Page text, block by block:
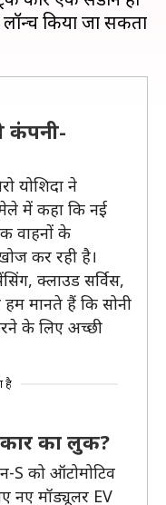
किया जा सकता
कंपनी-
योशिदा ने
मेले में कहा कि नई
वाहनों के
कर रही है।
क्लाउड सर्विस,
मानते हैं कि सोनी
के लिए अच्छी
है
का लुक?
S को ऑटोमोटिव
नए मॉड्यूलर EV